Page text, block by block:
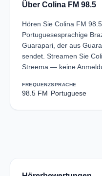
Über Colina FM 98.5
Hören Sie Colina FM
Portuguesesprachige
Guarapari, der aus
sendet. Streamen Sie
Streema — keine
FREQUENZ
98.5 FM
SPRACHE
Portuguese